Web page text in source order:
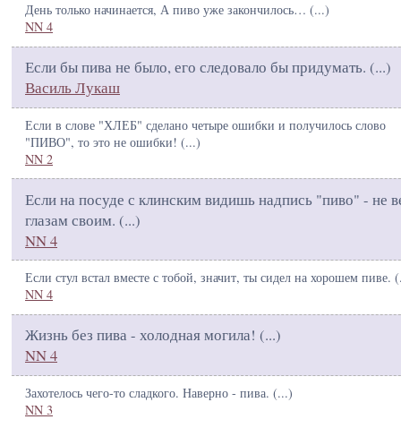
День только начинается, А пиво уже закончилось… (...)
NN 4
Если бы пива не было, его следовало бы придумать. (...)
Василь Лукаш
Если в слове "ХЛЕБ" сделано четыре ошибки и получилось слово
"ПИВО", то это не ошибки! (...)
NN 2
Если на посуде с клинским видишь надпись "пиво" - не
глазам своим. (...)
NN 4
Если стул встал вместе с тобой, значит, ты сидел на хорошем пиве. (
NN 4
Жизнь без пива - холодная могила! (...)
NN 4
Захотелось чего-то сладкого. Наверно - пива. (...)
NN 3